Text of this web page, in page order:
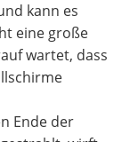
kann es
eine große
wartet, dass
Ende der